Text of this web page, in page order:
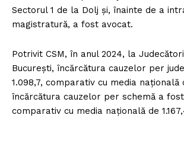
Sectorul 1 de la Dolj și, înainte de a
magistratură, a fost avocat.
Potrivit CSM, în anul 2024, la
București, încărcătura cauzelor per
1.098,7, comparativ cu media națională
încărcătura cauzelor per schemă a
comparativ cu media națională de